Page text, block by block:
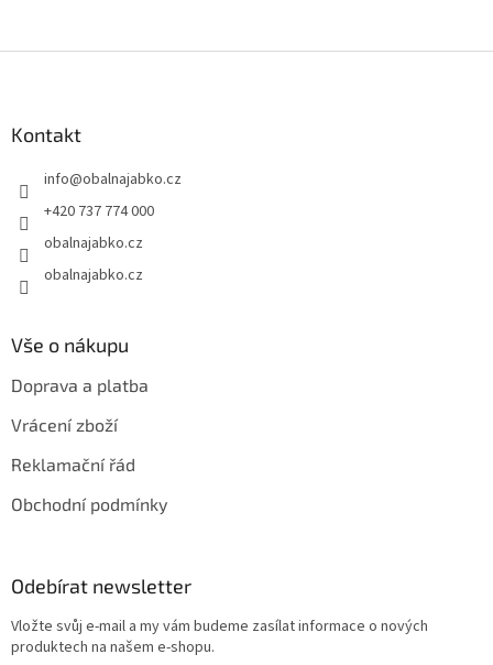
Kontakt
info@obalnajabko.cz
+420 737 774 000
obalnajabko.cz
obalnajabko.cz
Vše o nákupu
Doprava a platba
Vrácení zboží
Reklamační řád
Obchodní podmínky
Odebírat newsletter
Vložte svůj e-mail a my vám budeme zasílat informace o nových
produktech na našem e-shopu.